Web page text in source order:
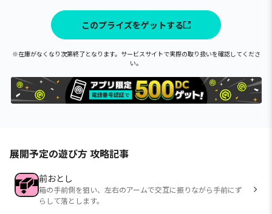
このプライズをゲットする
※在庫がなくなり次第終了となります。サービスサイトで実際の取り扱いを確認してくださ
い。
展開予定の遊び方 攻略記事
前おとし
箱の手前側を狙い、左右のアームで交互に振りながら手前にず
らして落とします。